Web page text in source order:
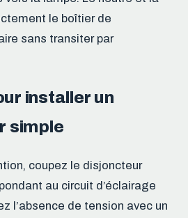
le boîtier de
sans transiter par
installer un
simple
coupez le disjoncteur
au circuit d’éclairage
l’absence de tension avec un